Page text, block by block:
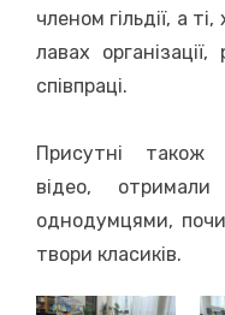
членом гільдії, а
лавах
співпраці.
Присутні також
відео,
однодумцями,
твори класиків.